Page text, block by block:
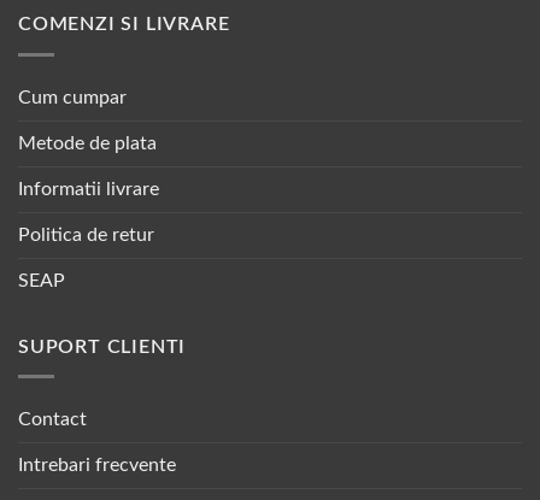
COMENZI SI LIVRARE
Cum cumpar
Metode de plata
Informatii livrare
Politica de retur
SEAP
SUPORT CLIENTI
Contact
Intrebari frecvente